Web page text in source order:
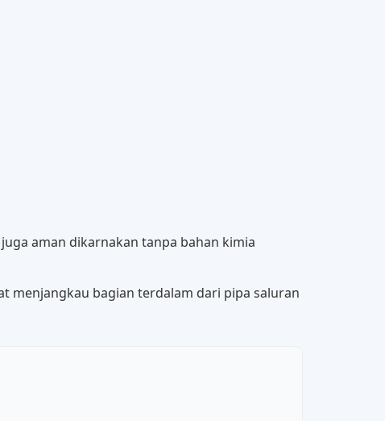
aman dikarnakan tanpa bahan kimia
menjangkau bagian terdalam dari pipa saluran